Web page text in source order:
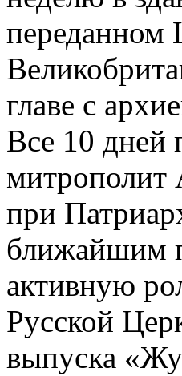
переданном
главе с
Все 10 дней
митрополит
при
ближайшим
активную
Русской
выпуска